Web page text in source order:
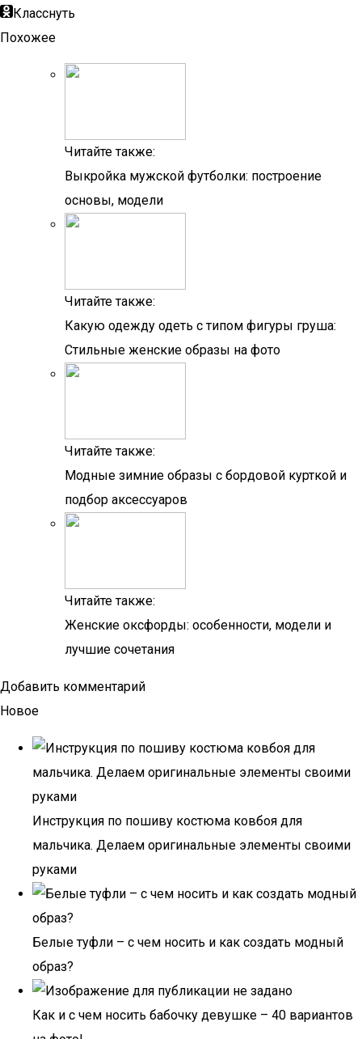
Класснуть
Похожее
Читайте также:
Выкройка мужской футболки: построение
основы, модели
Читайте также:
Какую одежду одеть с типом фигуры груша:
Стильные женские образы на фото
Читайте также:
Модные зимние образы с бордовой курткой и
подбор аксессуаров
Читайте также:
Женские оксфорды: особенности, модели и
лучшие сочетания
Добавить комментарий
Новое
Инструкция по пошиву костюма ковбоя для
мальчика. Делаем оригинальные элементы своими
руками
Белые туфли – с чем носить и как создать модный
образ?
Как и с чем носить бабочку девушке – 40 вариантов